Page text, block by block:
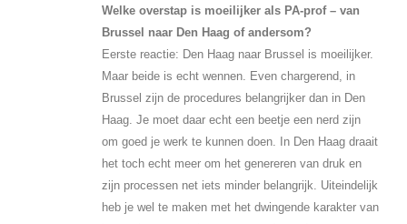
Welke overstap is moeilijker als PA-prof – van
Brussel naar Den Haag of andersom?
Eerste reactie: Den Haag naar Brussel is moeilijker.
Maar beide is echt wennen. Even chargerend, in
Brussel zijn de procedures belangrijker dan in Den
Haag. Je moet daar echt een beetje een nerd zijn
om goed je werk te kunnen doen. In Den Haag draait
het toch echt meer om het genereren van druk en
zijn processen net iets minder belangrijk. Uiteindelijk
heb je wel te maken met het dwingende karakter van